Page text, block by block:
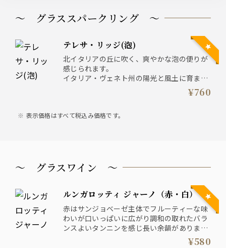
～ グラススパークリング ～
テレサ・リッジ(泡)
北イタリアの丘に吹く、爽やかな泡の便りが
感じられます。
イタリア・ヴェネト州の陽光と風土に育まれ
たグレラ種から生まれる、テレサリッジのプ
ち上り、白い花や青りんご、洋梨の香りがふ
¥760
表示価格はすべて税込み価格です。
～ グラスワイン ～
ルンガロッティ ジャーノ（赤・白）
赤はサンジョベーゼ主体でフルーティーな味
わいが口いっぱいに広がり調和の取れたバラ
ンスよいタンニンを感じ長い余韻がありま
¥580